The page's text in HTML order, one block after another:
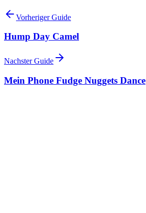
Vorheriger Guide
Hump Day Camel
Nachster Guide
Mein Phone Fudge Nuggets Dance